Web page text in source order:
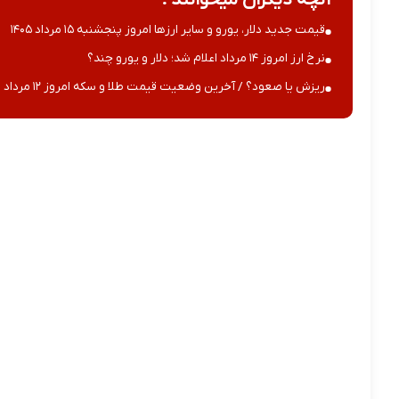
قیمت جدید دلار، یورو و سایر ارزها امروز پنجشنبه ۱۵ مرداد ۱۴۰۵
نرخ ارز امروز ۱۴ مرداد اعلام شد؛ دلار و یورو چند؟
ریزش یا صعود؟ / آخرین وضعیت قیمت طلا و سکه امروز ۱۲ مرداد